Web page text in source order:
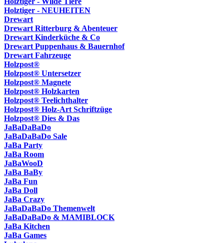
Holztiger - NEUHEITEN
Drewart
Drewart Ritterburg & Abenteuer
Drewart Kinderküche & Co
Drewart Puppenhaus & Bauernhof
Drewart Fahrzeuge
Holzpost®
Holzpost® Untersetzer
Holzpost® Magnete
Holzpost® Holzkarten
Holzpost® Teelichthalter
Holzpost® Holz-Art Schriftzüge
Holzpost® Dies & Das
JaBaDaBaDo
JaBaDaBaDo Sale
JaBa Party
JaBa Room
JaBaWooD
JaBa BaBy
JaBa Fun
JaBa Doll
JaBa Crazy
JaBaDaBaDo Themenwelt
JaBaDaBaDo & MAMIBLOCK
JaBa Kitchen
JaBa Games